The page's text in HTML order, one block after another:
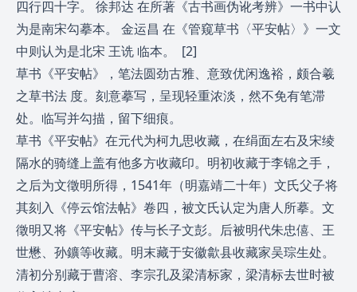
四行四十字。 徐邦达 在所著《古书画伪讹考辨》一书中认
为是南宋勾摹本。 金运昌 在《管窥草书〈平安帖〉》一文
中则认为是北宋 王诜 临本。 [2]
草书《平安帖》，笔法圆劲古雅、意致优闲逸裕，颇合羲
之草书法 度。刻意摹写，呈现轻重浓淡，然不免有笔滞
处。临写并勾描，留下细痕。
草书《平安帖》在元代为柯九思收藏，在绢面左右及宋绫
隔水的骑缝上盖有他多方收藏印。明初收藏于李锦之手，
之后为文徵明所得，1541年（明嘉靖二十年）文氏父子将
其刻入《停云馆法帖》卷四，被文氏认定为唐人所摹。文
徵明又将《平安帖》传与长子文彭。后被明代朱忠僖、王
世懋、孙鑛等收藏。明末藏于安徽歙县收藏家吴琮生处。
清初分别藏于曹溶、李宗孔及梁清标家，梁清标去世时被